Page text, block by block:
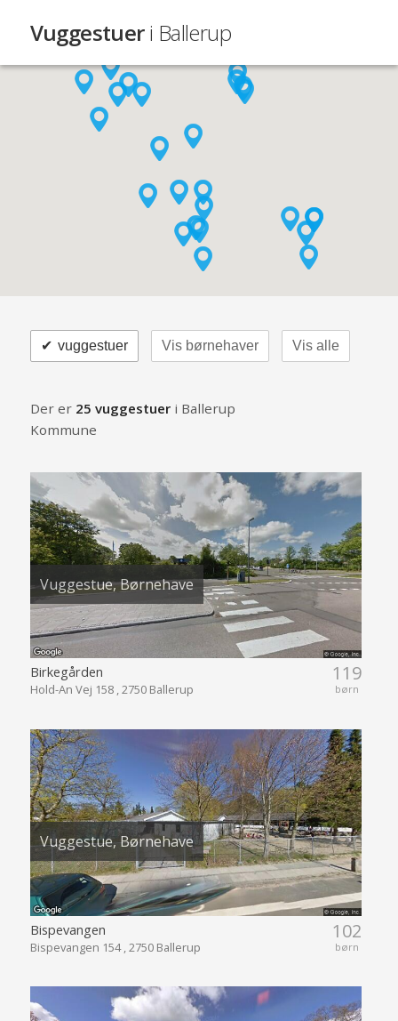
Vuggestueri Ballerup
vuggestuer
✔ Vis børnehaver Vis alle
Der er 25 vuggestueri Ballerup
Kommune
Vuggestue, Børnehave
119
børn
Birkegården
Hold-An Vej 158 , 2750 Ballerup
Vuggestue, Børnehave
102
børn
Bispevangen
Bispevangen 154 , 2750 Ballerup